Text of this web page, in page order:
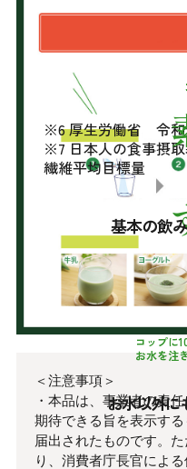
※6 厚生労働省 令和
※7 日本人の食事摂
繊維平均目標量
基本の飲
コップに
お水を注
お水以外に
＜注意事項＞
・本品は、事業者の責
期待できる旨を表示す
届出されたものです。
り、消費者庁長官によ